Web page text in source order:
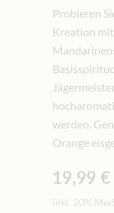
Probieren
Kreation
werden.
Orange
19,99 €
inkl. 20%